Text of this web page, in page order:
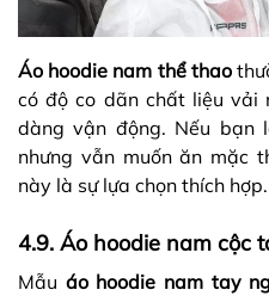
Áo hoodie nam thể thao
có độ co dãn chất liệu vải
dàng vận động. Nếu bạn
nhưng vẫn muốn ăn mặc
này là sự lựa chọn thích hợp.
4.9. Áo hoodie nam cộc
Mẫu áo hoodie nam tay